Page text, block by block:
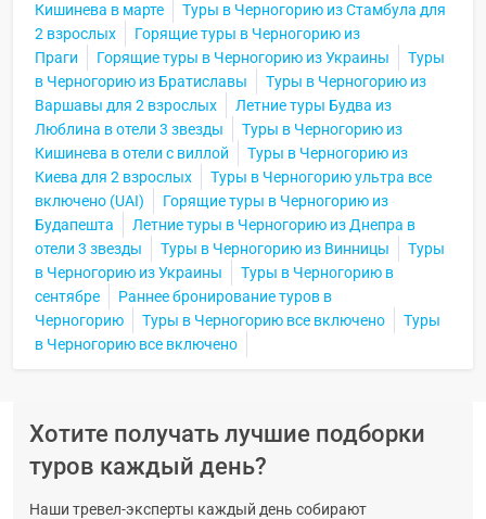
Кишинева в марте
Туры в Черногорию из Стамбула для
2 взрослых
Горящие туры в Черногорию из
Праги
Горящие туры в Черногорию из Украины
Туры
в Черногорию из Братиславы
Туры в Черногорию из
Варшавы для 2 взрослых
Летние туры Будва из
Люблина в отели 3 звезды
Туры в Черногорию из
Кишинева в отели с виллой
Туры в Черногорию из
Киева для 2 взрослых
Туры в Черногорию ультра все
включено (UAI)
Горящие туры в Черногорию из
Будапешта
Летние туры в Черногорию из Днепра в
отели 3 звезды
Туры в Черногорию из Винницы
Туры
в Черногорию из Украины
Туры в Черногорию в
сентябре
Раннее бронирование туров в
Черногорию
Туры в Черногорию все включено
Туры
в Черногорию все включено
Хотите получать лучшие подборки
туров каждый день?
Наши тревел-эксперты каждый день собирают